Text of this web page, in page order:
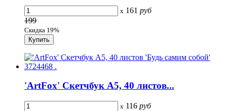
x 161 руб
199
Скидка 19%
'ArtFox' Скетчбук А5, 40 листов...
x 116 руб